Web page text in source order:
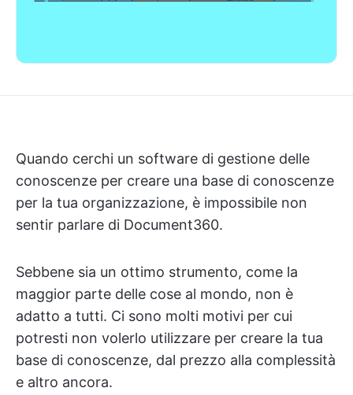
Quando cerchi un software di gestione delle
conoscenze per creare una base di conoscenze
per la tua organizzazione, è impossibile non
sentir parlare di Document360.
Sebbene sia un ottimo strumento, come la
maggior parte delle cose al mondo, non è
adatto a tutti. Ci sono molti motivi per cui
potresti non volerlo utilizzare per creare la tua
base di conoscenze, dal prezzo alla complessità
e altro ancora.